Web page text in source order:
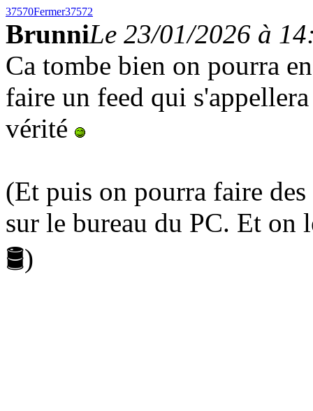
37570Fermer37572
BrunniLe 23/01/2026 à
Ca tombe bien on pourra
faire un feed qui
vérité
(Et puis on pourra faire
sur le bureau du PC. Et on
🛢️)